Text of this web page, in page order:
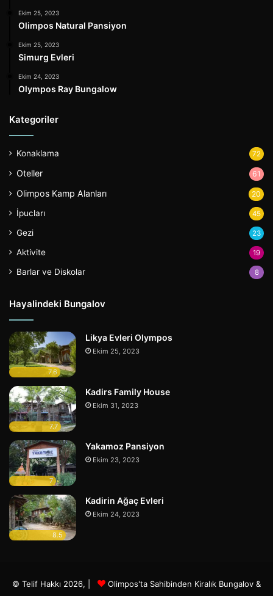
Ekim 25, 2023
Olimpos Natural Pansiyon
Ekim 25, 2023
Simurg Evleri
Ekim 24, 2023
Olympos Ray Bungalow
Kategoriler
Konaklama 72
Oteller 61
Olimpos Kamp Alanları 20
İpucları 45
Gezi 23
Aktivite 19
Barlar ve Diskolar 8
Hayalindeki Bungalov
7.6
Likya Evleri Olympos
Ekim 25, 2023
7.7
Kadirs Family House
Ekim 31, 2023
7
Yakamoz Pansiyon
Ekim 23, 2023
8.5
Kadirin Ağaç Evleri
Ekim 24, 2023
© Telif Hakkı 2026, | Olimpos'ta Sahibinden Kiralık Bungalov &